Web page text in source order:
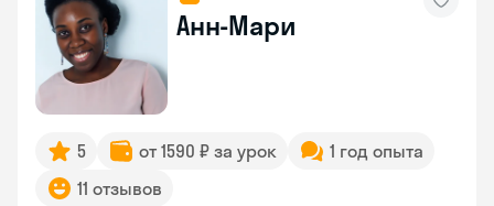
Анн-Мари
5 от 1590 ₽ за урок
1 год опыта
11 отзывов